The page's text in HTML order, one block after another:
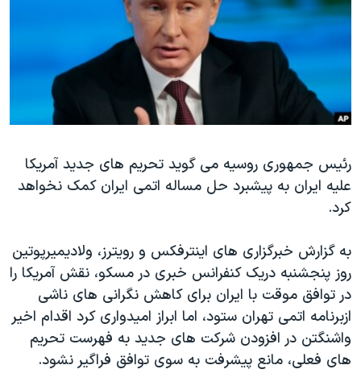
فرهنگ و زندگی
حقوق شهروندی
اقتصادی
علم و فناوری
گالری عکس
آرشیو پخش زنده
مستندها
انتخابات ریاست جمهوری آمریکا ۲۰۲۴
حمله جمهوری اسلامی به اسرائیل
رمز مهسا
اعتراضات زن، زندگی، آزادی
مجموعه مستندهای دادخواهی
دادگاه حمید نوری
چهل سال گروگان‌گیری
قانون شفافیت دارائی کادر رهبری ایران
اعتراضات مردمی آبان ۹۸
اسرائیل در جنگ
دنبال کنید
زبانهای مختلف
رئیس جمهوری روسیه می گوید تحریم های جدید آمریکا
علیه ایران به پیشبرد حل مساله اتمی ایران کمک نخواهد
کرد.
به گزارش خبرگزاری های اینترفکس و رویترز، ولادیمیرپوتین
روز پنجشنبه دریک کنفرانس خبری در مسکو، نقش آمریکا را
در توافق موقت با ایران برای کاهش نگرانی های ناشی
ازبرنامه اتمی تهران ستود، اما ابراز امیدواری کرد اقدام اخیر
واشنگتن در افزودن شرکت های جدید به فهرست تحریم
های فعلی، مانع پیشرفت به سوی توافق فراگیر نشود.